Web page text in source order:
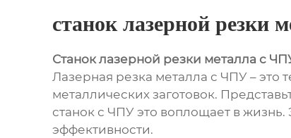
станок лазерной резки
Станок лазерной резки металла с
Лазерная резка металла с ЧПУ – это
металлических заготовок.
станок с ЧПУ это воплощает в жизнь.
эффективности.